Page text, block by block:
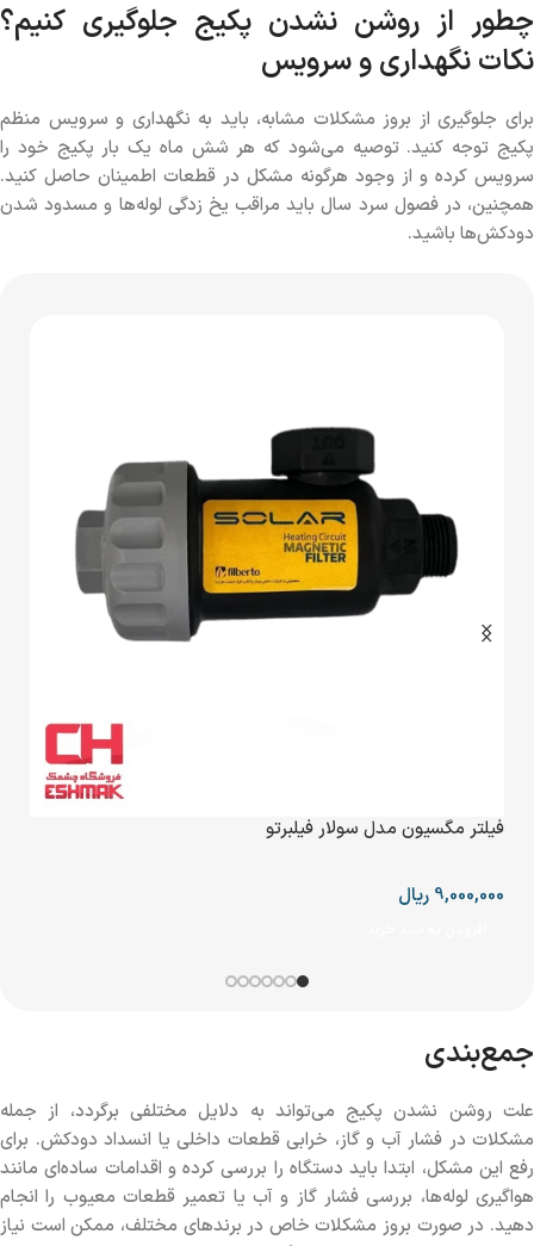
چطور از روشن نشدن پکیج جلوگیری کنیم؟
نکات نگهداری و سرویس
برای جلوگیری از بروز مشکلات مشابه، باید به نگهداری و سرویس منظم
پکیج توجه کنید. توصیه می‌شود که هر شش ماه یک بار پکیج خود را
سرویس کرده و از وجود هرگونه مشکل در قطعات اطمینان حاصل کنید.
همچنین، در فصول سرد سال باید مراقب یخ زدگی لوله‌ها و مسدود شدن
دودکش‌ها باشید.
فیلتر مگسیون مدل سولار فیلبرتو
9,000,000 ریال
جمع‌بندی
علت روشن نشدن پکیج می‌تواند به دلایل مختلفی برگردد، از جمله
مشکلات در فشار آب و گاز، خرابی قطعات داخلی یا انسداد دودکش. برای
رفع این مشکل، ابتدا باید دستگاه را بررسی کرده و اقدامات ساده‌ای مانند
هواگیری لوله‌ها، بررسی فشار گاز و آب یا تعمیر قطعات معیوب را انجام
دهید. در صورت بروز مشکلات خاص در برندهای مختلف، ممکن است نیاز